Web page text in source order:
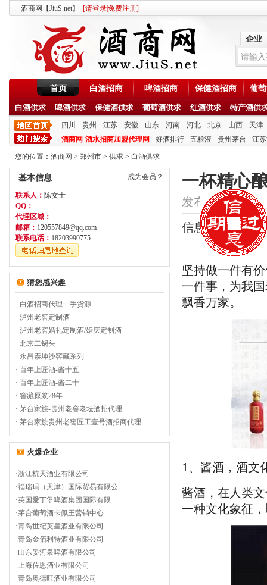
酒商网【JiuS.net】 [请登录免费注册]
企业
首页 白酒招商 啤酒招商 保健酒招商 葡
白酒供求 啤酒供求 保健酒供求 葡萄酒供求 红酒供求 特产酒供
四川 贵州 江苏 安徽 山东 河南 河北 北京 山西
天津
酒商网-酒水招商加盟代理网
好酒排行 五粮液 贵州茅台 江
您的位置： 酒商网 > 郑州市 > 供求 > 白酒供求
成为会员？
基本信息
联系人： 陈女士
QQ：
代理区域：
邮箱： 120557849@qq.com
联系电话： 18203990775
猜您感兴趣
· 白酒招商代理一手货源
· 泸州老窖定制酒
· 泸州老窖婚礼定制酒/婚庆定制酒
· 北京二锅头
· 永昌泰坤沙窖藏系列
· 百年上匠酒-酱十五
· 百年上匠酒-酱二十
· 窖藏原浆28年
· 茅台家族-贵州老窖老坛酒招代理
· 茅台家族贵州老窖匠工壹号酒招商代理
火爆企业
·浙江杭天酒业有限公司
·福瑞玛（天津）国际贸易有限公
·英国爱丁堡啤酒集团国际有限
·茅台葡萄酒卡佩王营销中心
·青岛世纪英皇酒业有限公司
·青岛金佰利特酒业有限公司
·山东晏河泉啤酒有限公司
·上海佐恩酒业有限公司
·青岛奥德旺酒业有限公司
一杯精心
发布时间：
信息类型：招商
坚持做一件有
一件事，为我
飘香万家。
1、酱酒，酒文
酱酒，在人类
一种文化象征